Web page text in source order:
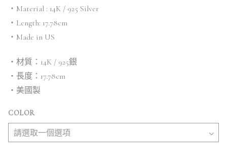
・Material : 14K / 925 Silver
・Length: 17.78cm
・Made in US
・材質：14K / 925銀
・長度：17.78cm
・美國製
COLOR